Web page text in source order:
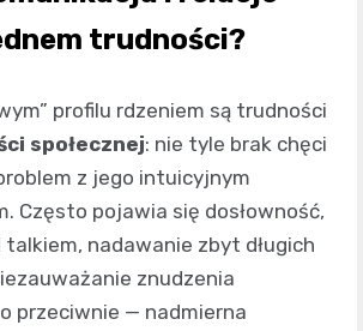
trudności?
profilu rdzeniem są trudności
społecznej: nie tyle brak chęci
z jego intuicyjnym
Często pojawia się dosłowność,
talkiem, nadawanie zbyt długich
znudzenia
przeciwnie — nadmierna